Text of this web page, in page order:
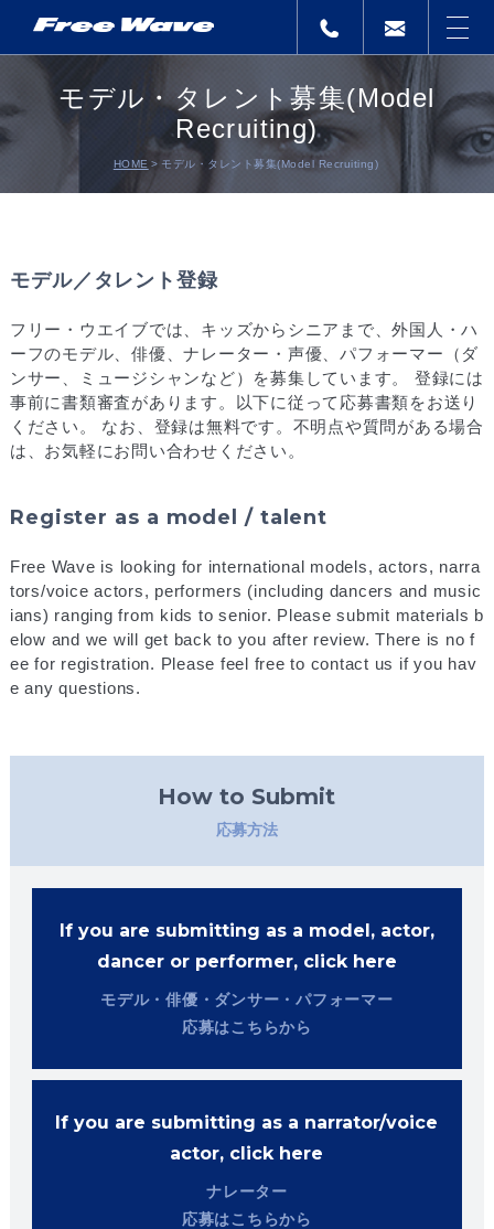
モデル・タレント募集(Model
Recruiting)
HOME モデル・タレント募集(Model Recruiting)
モデル／タレント登録
フリー・ウエイブでは、キッズからシニアまで、外国人・ハ
ーフのモデル、俳優、ナレーター・声優、パフォーマー（ダ
ンサー、ミュージシャンなど）を募集しています。 登録には
事前に書類審査があります。以下に従って応募書類をお送り
ください。 なお、登録は無料です。不明点や質問がある場合
は、お気軽にお問い合わせください。
Register as a model / talent
Free Wave is looking for international models, actors, narra
tors/voice actors, performers (including dancers and music
ians) ranging from kids to senior. Please submit materials b
elow and we will get back to you after review. There is no f
ee for registration. Please feel free to contact us if you hav
e any questions.
How to Submit
応募方法
If you are submitting as a model, actor,
dancer or performer, click here
モデル・俳優・ダンサー・パフォーマー
応募はこちらから
If you are submitting as a narrator/voice
actor, click here
ナレーター
応募はこちらから